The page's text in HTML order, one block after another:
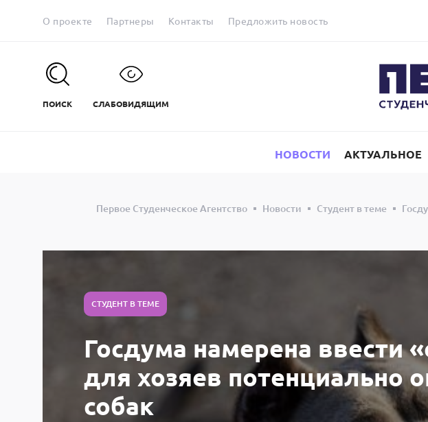
О проекте Партнеры Контакты Предложить новость
ПОИСК СЛАБОВИДЯЩИМ
НОВОСТИ АКТУАЛЬНОЕ
Первое Студенческое Агентство Новости Студент в теме
СТУДЕНТ В ТЕМЕ
Госдума намерена ввести
для хозяев потенциально
собак